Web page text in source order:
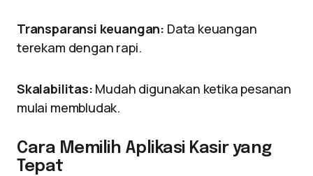
Transparansi keuangan: Data keuangan
terekam dengan rapi.
Skalabilitas: Mudah digunakan ketika pesanan
mulai membludak.
Cara Memilih Aplikasi Kasir yang
Tepat